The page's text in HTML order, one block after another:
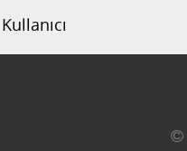
Kullanıcı